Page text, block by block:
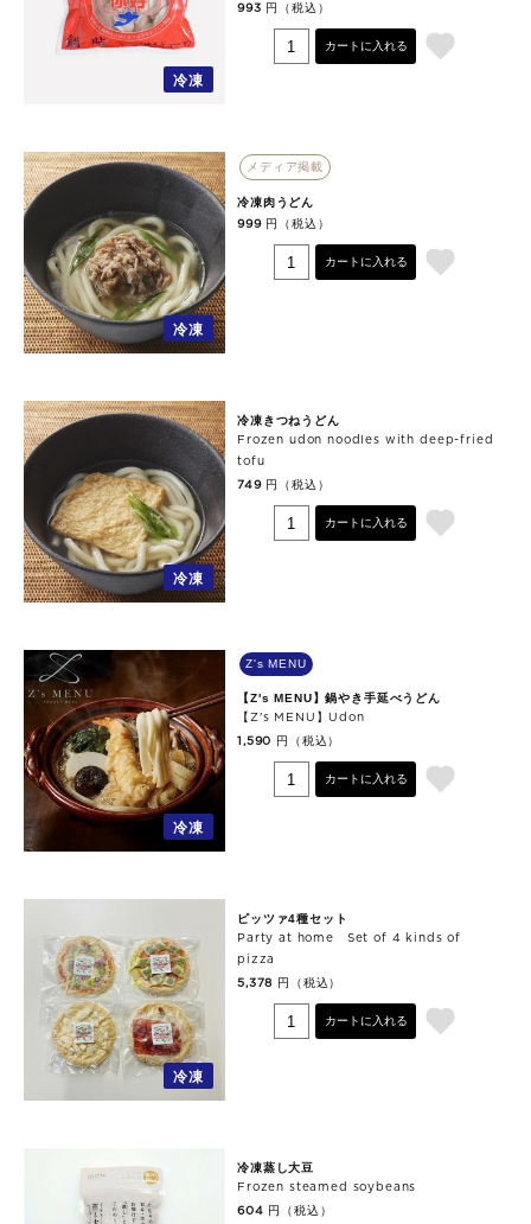
冷凍
993 円（税込）
カートに入れる
冷凍
メディア掲載
冷凍肉うどん
999 円（税込）
カートに入れる
冷凍
冷凍きつねうどん
Frozen udon noodles with deep-fried
tofu
749 円（税込）
カートに入れる
冷凍
Z's MENU
【Z's MENU】鍋やき手延べうどん
【Z's MENU】Udon
1,590 円（税込）
カートに入れる
冷凍
ピッツァ4種セット
Party at home Set of 4 kinds of
pizza
5,378 円（税込）
カートに入れる
冷凍蒸し大豆
Frozen steamed soybeans
604 円（税込）